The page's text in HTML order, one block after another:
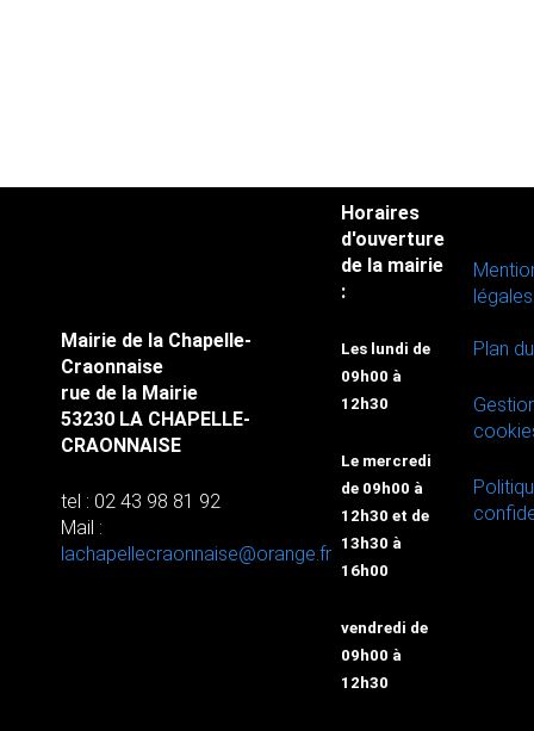
Mairie de la Chapelle-
Craonnaise
rue de la Mairie
53230 LA CHAPELLE-
CRAONNAISE
tel : 02 43 98 81 92
Mail :
lachapellecraonnaise@orange.fr
Horaires
d'ouverture
de la mairie
:
Les lundi de
09h00 à
12h30
Le mercredi
de 09h00 à
12h30 et de
13h30 à
16h00
vendredi de
09h00 à
12h30
légales
Plan